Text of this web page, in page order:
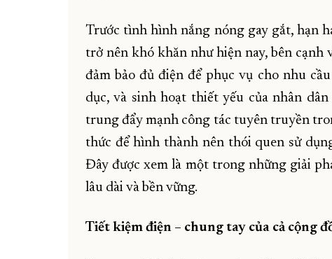
Trước tình hình nắng nóng gay gắt, hạn
trở nên khó khăn như hiện nay, bên
đảm bảo đủ điện để phục vụ cho nhu
dục, và sinh hoạt thiết yếu của nhân
trung đẩy mạnh công tác tuyên truyền
thức để hình thành nên thói quen sử
Đây được xem là một trong những giải
lâu dài và bền vững.
Tiết kiệm điện – chung tay của cả cộng